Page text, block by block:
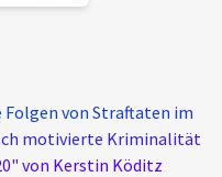
von Straftaten im
motivierte Kriminalität
von Kerstin Köditz